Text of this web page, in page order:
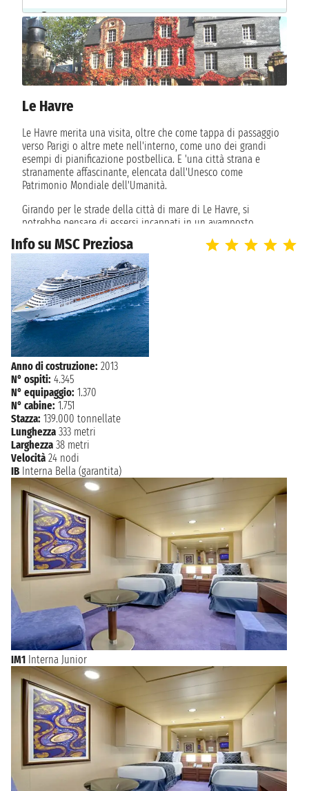
giovedì 28 ottobre 2027 NAVIGAZIONE
venerdì 29 ottobre 2027
07:00 - 20:00
AMBURGO
sabato 30 ottobre 2027 NAVIGAZIONE
domenica 31 ottobre 2027
lunedì 1 novembre 2027
09:00
LE HAVRE
Le Havre
Le Havre merita una visita, oltre che come tappa di passaggio
verso Parigi o altre mete nell'interno, come uno dei grandi
esempi di pianificazione postbellica. E 'una città strana e
stranamente affascinante, elencata dall'Unesco come
Patrimonio Mondiale dell'Umanità.
Girando per le strade della città di mare di Le Havre, si
potrebbe pensare di essersi incappati in un avamposto
dimenticato del blocco orientale. Cancellata dai
bombardamenti della Seconda Guerra Mondiale, la città fu
completamente ricostruita dall'architetto belga Auguste Perret
e, quanto emerso dalle ceneri della vecchia Le Havre, è una
sorta di lettera d'amore al calcestruzzo: file interminabili di
blocchi di edifici, diritti viali che si allungano fuori dalla piazza
centrale, dominata dalla cattedrale di 100 m di altezza in stile
'stalinista barocco', si presenta come qualcosa di direttamente
dalle pagine di '1984'.
Info su MSC Preziosa
Anno di costruzione: 2013
N° ospiti: 4.345
N° equipaggio: 1.370
N° cabine: 1.751
Stazza: 139.000 tonnellate
Lunghezza 333 metri
Larghezza 38 metri
Velocità 24 nodi
IB Interna Bella (garantita)
IM1 Interna Junior